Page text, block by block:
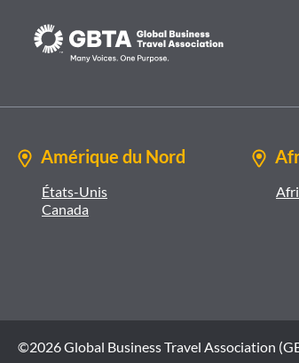
Amérique du Nord
États-Unis
Canada
©2026 Global Business Travel Association